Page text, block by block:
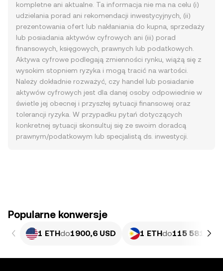
kompletne ani aktualne. Ta informacja nie ma na celu (i)
udzielania porad ani rekomendacji inwestycyjnych, (ii)
prezentowania ofert lub nakłaniania do kupna, sprzedaży
lub posiadania aktywów cyfrowych ani (iii) porad
finansowych, księgowych, prawnych lub podatkowych.
Aktywa cyfrowe podlegają zmienności rynku, wiążą się z
wysokim stopniem ryzyka i mogą tracić na wartości.
Należy dokładnie rozważyć, czy handel lub posiadanie
aktywów cyfrowych jest dla danej osoby odpowiednie w
świetle jej obecnej i przyszłej sytuacji finansowej oraz
tolerancji ryzyka. W przypadku pytań dotyczących
konkretnej sytuacji skonsultuj się ze swoim doradcą
prawnym/podatkowym lub specjalistą ds. inwestycji.
Popularne konwersje
1 ETHdo1900,6 USD 1 ETHdo115 581,2